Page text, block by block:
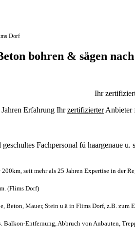
Dorf
bohren & sägen
Ihr
Erfahrung IhrzertifizierterAnbieter
Fachpersonal fü haargenaue u.
seit mehr als 25 Jahren Expertise in der
(Flims Dorf)
Beton, Mauer, Stein u.ä in Flims Dorf, z.B.
Balkon-Entfernung, Abbruch von Anbauten,